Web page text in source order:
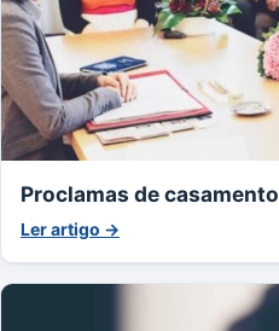
Proclamas de casamento
Ler artigo →